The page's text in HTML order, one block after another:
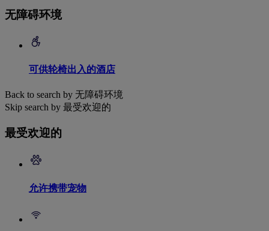
无障碍环境
可供轮椅出入的酒店
Back to search by 无障碍环境
Skip search by 最受欢迎的
最受欢迎的
允许携带宠物